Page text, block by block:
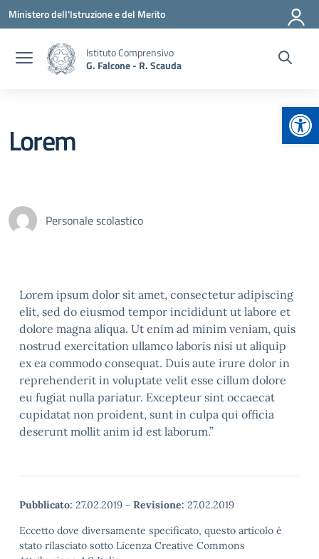
Vai ai contenuti
Vai al menu di navigazione
Vai al footer
Ministero dell'Istruzione e del Merito
Istituto Comprensivo
G. Falcone - R. Scauda
Lorem
Personale scolastico
Lorem ipsum dolor sit amet, consectetur adipiscing
elit, sed do eiusmod tempor incididunt ut labore et
dolore magna aliqua. Ut enim ad minim veniam, quis
nostrud exercitation ullamco laboris nisi ut aliquip
ex ea commodo consequat. Duis aute irure dolor in
reprehenderit in voluptate velit esse cillum dolore
eu fugiat nulla pariatur. Excepteur sint occaecat
cupidatat non proident, sunt in culpa qui officia
deserunt mollit anim id est laborum.”
Pubblicato: 27.02.2019 - Revisione: 27.02.2019
Eccetto dove diversamente specificato, questo articolo è
stato rilasciato sotto Licenza Creative Commons